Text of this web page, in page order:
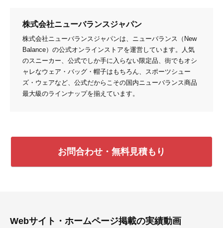
株式会社ニューバランスジャパン
株式会社ニューバランスジャパンは、ニューバランス（New
Balance）の公式オンラインストアを運営しています。人気
のスニーカー、公式でしか手に入らない限定品、街でもオシ
ャレなウェア・バッグ・帽子はもちろん、スポーツシュー
ズ・ウェアなど、公式だからこその国内ニューバランス商品
最大級のラインナップを揃えています。
お問合わせ・無料見積もり
Webサイト・ホームページ掲載の実績動画